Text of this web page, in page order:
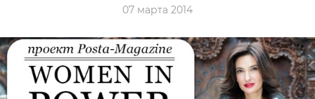
07 марта 2014